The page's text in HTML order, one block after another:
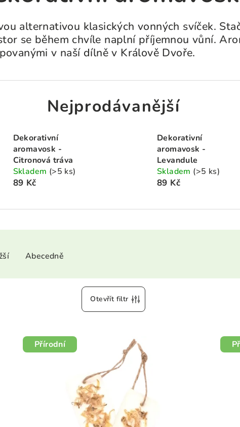
alternativou klasických vonných svíček.
se během chvíle naplní příjemnou vůní.
v naší dílně v Králově Dvoře.
Nejprodávanější
Dekorativní
aromavosk -
Citronová tráva
Skladem (>5 ks)
89 Kč
Dekorativní
aromavosk -
Levandule
Skladem (>5 ks)
89 Kč
Abecedně
Otevřít filtr
Přírodní